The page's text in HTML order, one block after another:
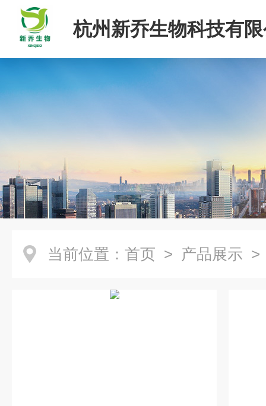
杭州新乔生物科技有
当前位置： 首页 > 产品展示